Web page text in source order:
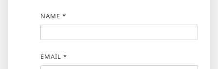
NAME *
EMAIL *